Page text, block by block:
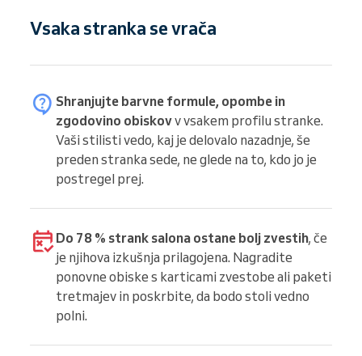
Vsaka stranka se vrača
Shranjujte barvne formule, opombe in
zgodovino obiskovv vsakem profilu stranke.
Vaši stilisti vedo, kaj je delovalo nazadnje, še
preden stranka sede, ne glede na to, kdo jo je
postregel prej.
Do 78 % strank salona ostane bolj zvestih, če
je njihova izkušnja prilagojena. Nagradite
ponovne obiske s karticami zvestobe ali paketi
tretmajev in poskrbite, da bodo stoli vedno
polni.